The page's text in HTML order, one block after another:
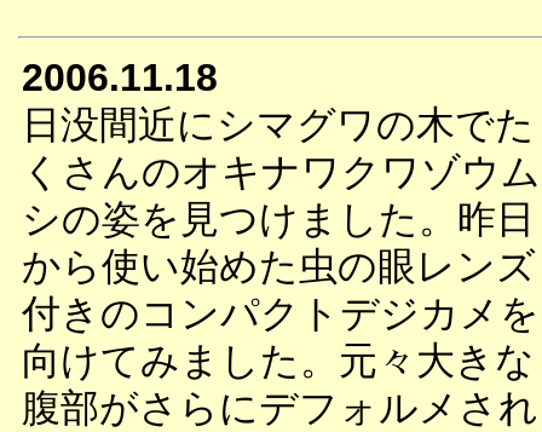
2006.11.18
日没間近にシマグワの木でた
くさんのオキナワクワゾウム
シの姿を見つけました。昨日
から使い始めた虫の眼レンズ
付きのコンパクトデジカメを
向けてみました。元々大きな
腹部がさらにデフォルメされ